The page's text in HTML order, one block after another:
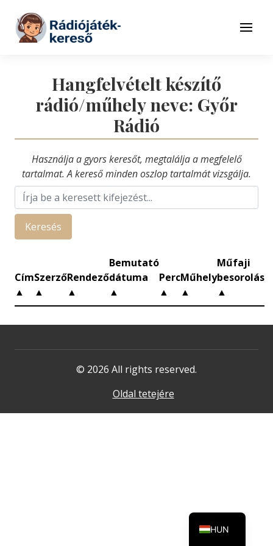
Tovább a tartalomhoz
Menü
Hangfelvételt készítő
rádió/műhely neve: Győr
Rádió
Használja a gyors keresőt, megtalálja a megfelelő
tartalmat. A kereső minden oszlop tartalmát vizsgálja.
Keresés
Cím
▲
Szerző
▲
Rendező
▲
Bemutató
dátuma
▲
Perc
▲
Műhely
▲
Műfaji
besorolás
▲
© 2026 All rights reserved.
Oldal tetejére
HUN